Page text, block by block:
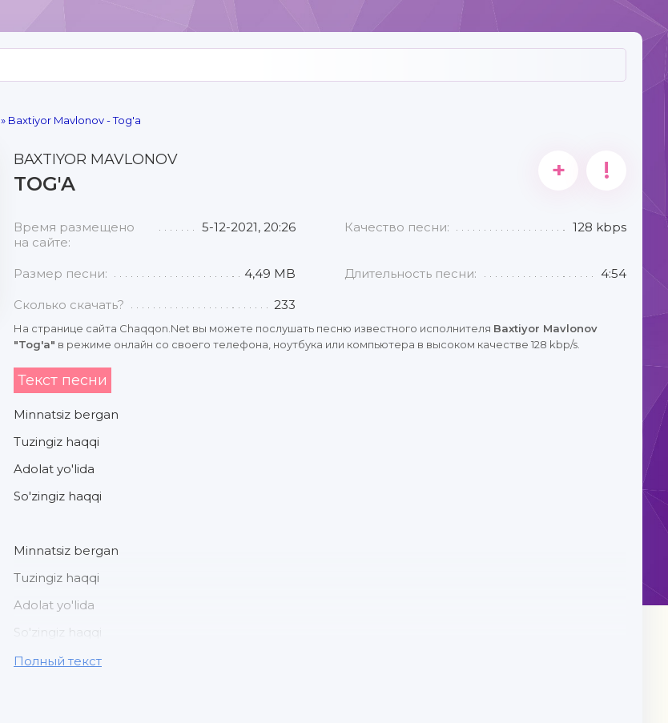
» Baxtiyor Mavlonov - Tog'a
BAXTIYOR MAVLONOV
TOG'A + !
Время размещено
на сайте:
5-12-2021, 20:26 Качество песни: 128 kbps
Размер песни: 4,49 MB Длительность песни: 4:54
Сколько скачать? 233
На странице сайта Chaqqon.Net вы можете послушать песню известного исполнителя Baxtiyor Mavlonov
"Tog'a" в режиме онлайн со своего телефона, ноутбука или компьютера в высоком качестве 128 kbp/s.
Текст песни
Minnatsiz bergan
Tuzingiz haqqi
Adolat yo'lida
So'zingiz haqqi
Minnatsiz bergan
Tuzingiz haqqi
Adolat yo'lida
So'zingiz haqqi
Ko'rib turgan ikki
Полный текст